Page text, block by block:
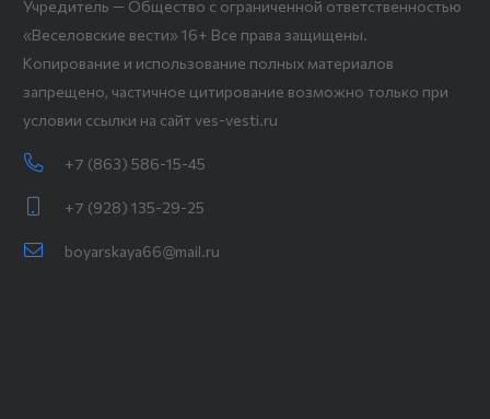
Учредитель — Общество с ограниченной ответственностью
«Веселовские вести» 16+ Все права защищены.
Копирование и использование полных материалов
запрещено, частичное цитирование возможно только при
условии ссылки на сайт ves-vesti.ru
+7 (863) 586-15-45
+7 (928) 135-29-25
boyarskaya66@mail.ru